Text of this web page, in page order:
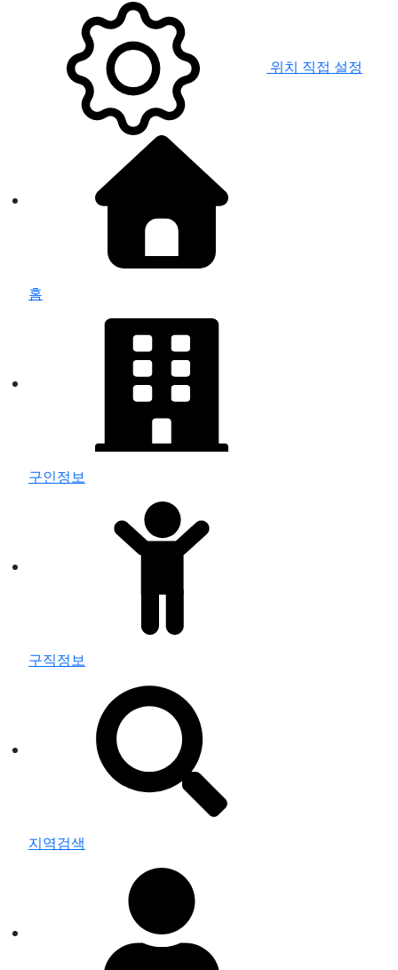
위치 직접 설정
홈
구인정보
구직정보
지역검색